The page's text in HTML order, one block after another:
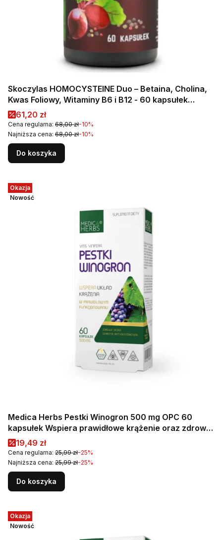
Skoczylas HOMOCYSTEINE Duo – Betaina, Cholina,
Kwas Foliowy, Witaminy B6 i B12 - 60 kapsułek
Wsparcie metabolizmu homocysteiny, wątroby i
energii
Cena promocyjna
61,20 zł
Cena regularna: 68,00 zł-10%
Najniższa cena: 68,00 zł-10%
Do koszyka
Okazja
Nowość
Medica Herbs Pestki Winogron 500 mg OPC 60
kapsułek Wspiera prawidłowe krążenie oraz zdrowy
wygląd skóry
Cena promocyjna
19,49 zł
Cena regularna: 25,99 zł-25%
Najniższa cena: 25,99 zł-25%
Do koszyka
Okazja
Nowość